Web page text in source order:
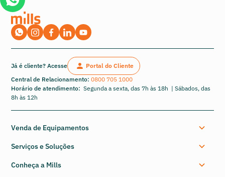
Já é cliente? Acesse
Portal do Cliente
Central de Relacionamento:0800 705 1000
Horário de atendimento:Segunda a sexta, das 7h às 18h | Sábados, das
8h às 12h
Venda de Equipamentos
Serviços e Soluções
Conheça a Mills